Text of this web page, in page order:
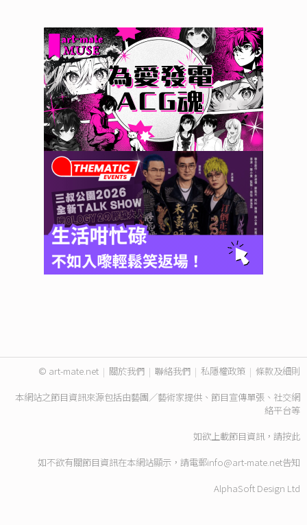
© art-mate.net | 關於我們 | 聯絡我們 | 私隱權政策 | 條款及細則
本網站之節目資訊來源包括由藝團／藝術家提供、節目宣傳單張、社交網
絡平台等
如欲上載節目資訊，請按此
如不欲有關節目資訊在本網站顯示，請電郵info@art-mate.net告知
AlphaSoft Design Ltd